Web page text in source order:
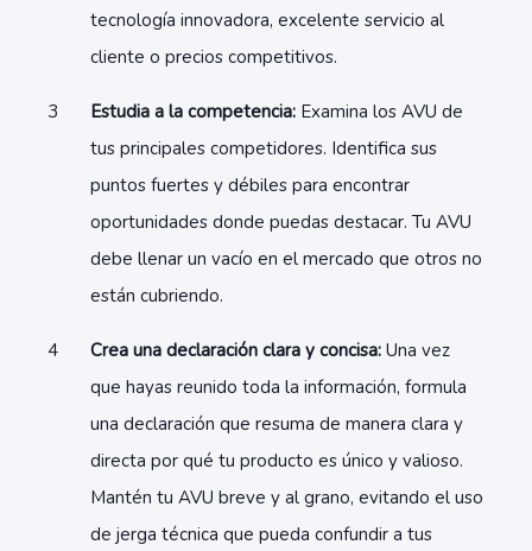
tecnología innovadora, excelente servicio al
cliente o precios competitivos.
Estudia a la competencia: Examina los AVU de
tus principales competidores. Identifica sus
puntos fuertes y débiles para encontrar
oportunidades donde puedas destacar. Tu AVU
debe llenar un vacío en el mercado que otros no
están cubriendo.
Crea una declaración clara y concisa: Una vez
que hayas reunido toda la información, formula
una declaración que resuma de manera clara y
directa por qué tu producto es único y valioso.
Mantén tu AVU breve y al grano, evitando el uso
de jerga técnica que pueda confundir a tus